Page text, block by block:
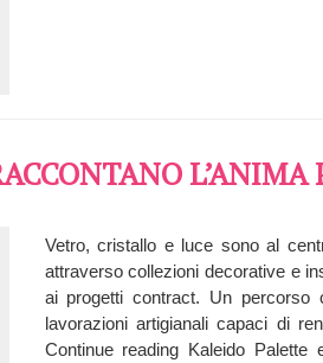
Vetro, cristallo e luce sono al
attraverso collezioni decorative e
ai progetti contract. Un percorso
lavorazioni artigianali capaci di
Continue reading Kaleido Palette